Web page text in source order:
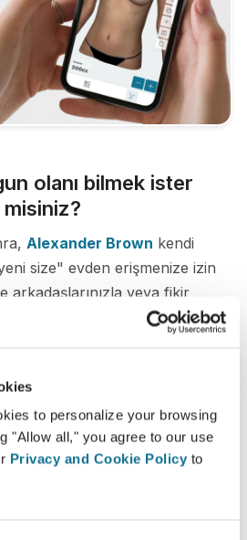
to personalize your browsing
"Allow all," you agree to our use
Privacy and Cookie Policy to
olanı bilmek ister
misiniz?
Alexander Brown kendi
size" evden erişmenize izin
arkadaşlarınızla veya fikir
biriyle paylaşmanıza olanak
şimdi görün!